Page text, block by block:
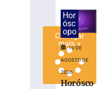
Carregar
mais »
Hor
ósc
opo
10 DE
AGOSTO DE
2026
Horósco